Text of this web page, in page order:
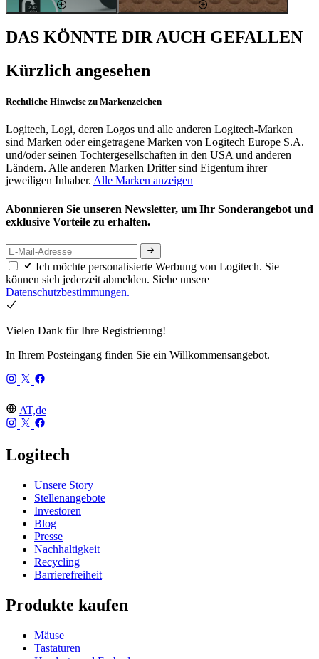
DAS KÖNNTE DIR AUCH GEFALLEN
Kürzlich angesehen
Rechtliche Hinweise zu Markenzeichen
Logitech, Logi, deren Logos und alle anderen Logitech-Marken
sind Marken oder eingetragene Marken von Logitech Europe S.A.
und/oder seinen Tochtergesellschaften in den USA und anderen
Ländern. Alle anderen Marken Dritter sind Eigentum ihrer
jeweiligen Inhaber. Alle Marken anzeigen
Abonnieren Sie unseren Newsletter, um Ihr Sonderangebot und
exklusive Vorteile zu erhalten.
Ich möchte personalisierte Werbung von Logitech. Sie
können sich jederzeit abmelden. Siehe unsere
Datenschutzbestimmungen.
Vielen Dank für Ihre Registrierung!
In Ihrem Posteingang finden Sie ein Willkommensangebot.
AT,de
Logitech
Unsere Story
Stellenangebote
Investoren
Blog
Presse
Nachhaltigkeit
Recycling
Barrierefreiheit
Produkte kaufen
Mäuse
Tastaturen